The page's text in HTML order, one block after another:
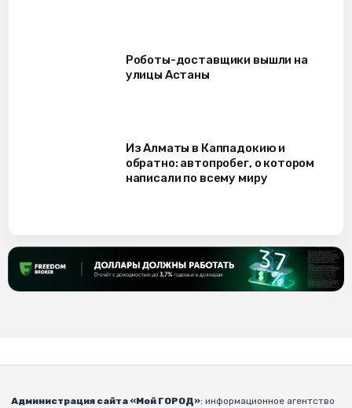
Роботы-доставщики вышли на
улицы Астаны
Из Алматы в Каппадокию и
обратно: автопробег, о котором
написали по всему миру
Администрация сайта «Мой ГОРОД»: информационное агентство